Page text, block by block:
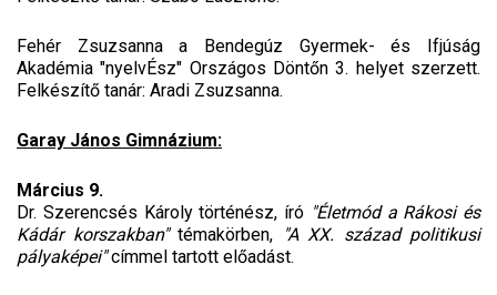
Fehér Zsuzsanna a Bendegúz Gyermek- és Ifjúság
Akadémia "nyelvÉsz" Országos Döntőn 3. helyet szerzett.
Felkészítő tanár: Aradi Zsuzsanna.
Garay János Gimnázium:
Március 9.
Dr. Szerencsés Károly történész, író "Életmód a Rákosi és
Kádár korszakban"témakörben, "A XX. század politikusi
pályaképei"címmel tartott előadást.